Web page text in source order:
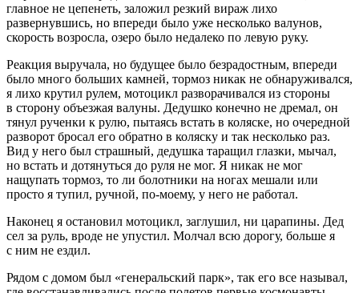
главное не цепенеть, заложил резкий вираж лихо
развернувшись, но впереди было уже несколько валунов,
скорость возросла, озеро было недалеко по левую руку.
Реакция выручала, но будущее было безрадостным, впереди
было много больших камней, тормоз никак не обнаруживался,
я лихо крутил рулем, мотоцикл разворачивался из стороны
в сторону объезжая валуны. Дедушко конечно не дремал, он
тянул рученки к рулю, пытаясь встать в коляске, но очередной
разворот бросал его обратно в коляску и так несколько раз.
Вид у него был страшный, дедушка таращил глазки, мычал,
но встать и дотянуться до руля не мог. Я никак не мог
нащупать тормоз, то ли болотники на ногах мешали или
просто я тупил, ручной, по-моему, у него не работал.
Наконец я остановил мотоцикл, заглушил, ни царапины. Дед
сел за руль, вроде не упустил. Молчал всю дорогу, больше я
с ним не ездил.
Рядом с домом был «генеральский парк», так его все называл,